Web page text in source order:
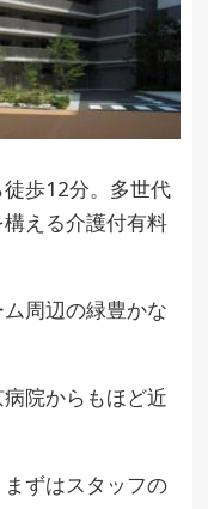
歩12分。多世代
える介護付有料
周辺の緑豊かな
院からもほど近
ずはスタッフの